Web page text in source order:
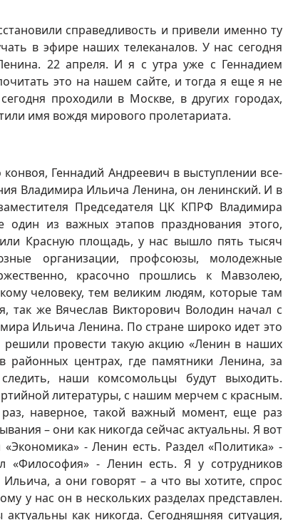
справедливость и привели именно ту
в эфире наших телеканалов. У нас сегодня
22 апреля. И я с утра уже с Геннадием
это на нашем сайте, и тогда я еще я не
проходили в Москве, в других городах,
имя вождя мирового пролетариата.
Геннадий Андреевич в выступлении все-
Владимира Ильича Ленина, он ленинский. И в
Председателя ЦК КПРФ Владимира
из важных этапов празднования этого,
Красную площадь, у нас вышло пять тысяч
организации, профсоюзы, молодежные
красочно прошлись к Мавзолею,
человеку, тем великим людям, которые там
так же Вячеслав Викторович Володин начал с
Ильича Ленина. По стране широко идет это
провести такую акцию «Ленин в наших
центрах, где памятники Ленина, за
наши комсомольцы будут выходить.
литературы, с нашим мерчем с красным.
наверное, такой важный момент, еще раз
– они как никогда сейчас актуальны. Я вот
- Ленин есть. Раздел «Политика» -
«Философия» - Ленин есть. Я у сотрудников
а они говорят – а что вы хотите, спрос
у нас он в нескольких разделах представлен.
как никогда. Сегодняшняя ситуация,